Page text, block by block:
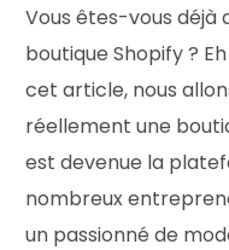
Vous êtes-vous déjà
boutique Shopify ?
cet article, nous
réellement une
est devenue la
nombreux
un passionné de